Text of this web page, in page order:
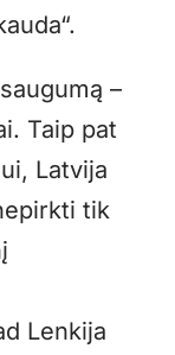
–
Taip pat
Latvija
tik
Lenkija